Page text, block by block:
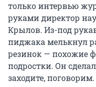
только интервью
руками директор
Крылов. Из-под
пиджака мелькнул
резинок — похожие
подростки. Он
заходите, поговорим.